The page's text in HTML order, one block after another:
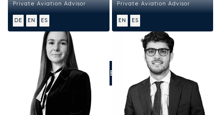
Private Aviation Advisor
DE EN ES
Private Aviation Advisor
EN ES
LLÁMENOS